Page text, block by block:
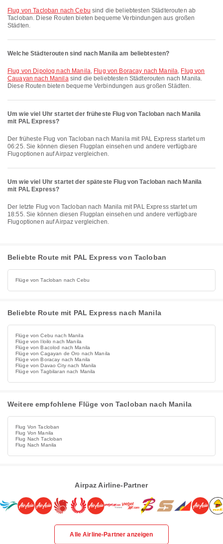
Flug von Tacloban nach Cebu sind die beliebtesten Städterouten ab
Tacloban. Diese Routen bieten bequeme Verbindungen aus großen
Städten.
Welche Städterouten sind nach Manila am beliebtesten?
Flug von Dipolog nach Manila, Flug von Boracay nach Manila, Flug von
Cauayan nach Manilasind die beliebtesten Städterouten nach Manila.
Diese Routen bieten bequeme Verbindungen aus großen Städten.
Um wie viel Uhr startet der früheste Flug von Tacloban nach Manila
mit PAL Express?
Der früheste Flug von Tacloban nach Manila mit PAL Express startet um
06:25. Sie können diesen Flugplan einsehen und andere verfügbare
Flugoptionen auf Airpaz vergleichen.
Um wie viel Uhr startet der späteste Flug von Tacloban nach Manila
mit PAL Express?
Der letzte Flug von Tacloban nach Manila mit PAL Express startet um
18:55. Sie können diesen Flugplan einsehen und andere verfügbare
Flugoptionen auf Airpaz vergleichen.
Beliebte Route mit PAL Express von Tacloban
Flüge von Tacloban nach Cebu
Beliebte Route mit PAL Express nach Manila
Flüge von Cebu nach Manila
Flüge von Iloilo nach Manila
Flüge von Bacolod nach Manila
Flüge von Cagayan de Oro nach Manila
Flüge von Boracay nach Manila
Flüge von Davao City nach Manila
Flüge von Tagbilaran nach Manila
Weitere empfohlene Flüge von Tacloban nach Manila
Flug Von Tacloban
Flug Von Manila
Flug Nach Tacloban
Flug Nach Manila
Airpaz Airline-Partner
Alle Airline-Partner anzeigen